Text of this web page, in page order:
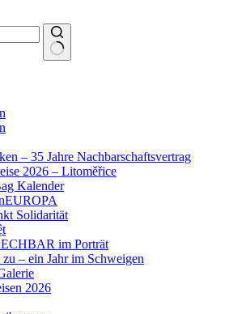
– 35 Jahre Nachbarschaftsvertrag
2026 – Litoměřice
Kalender
Solidarität
im Porträt
– ein Jahr im Schweigen
2026